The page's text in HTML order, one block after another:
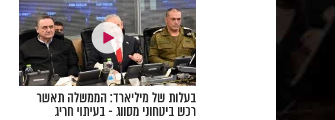
בעלות של מיליארד: הממשלה תאשר
רכש ביטחוני מסווג - בעיתוי חריג